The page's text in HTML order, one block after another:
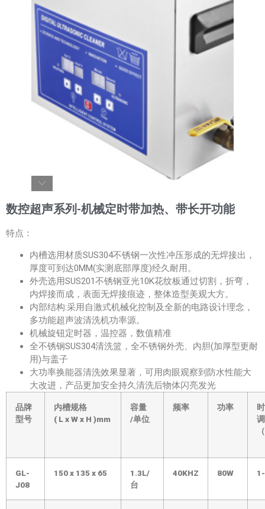
数控超声系列-机械定时带加热、带长开功能
特点：
内槽选用材质SUS304不锈钢一次性冲压形成的无焊接出，
厚度可到达0MM(实测底部厚度)经久耐用。
外壳选用SUS201不锈钢亚光10K花纹板通过切割，折弯，
内焊接而成，表面无焊接痕迹，整体造型美观大方。
内部结构:采用自激式机械化控制及全新的电路设计理念，
多功能超声波清洗机功率源。
机械旋钮定时器，温控器，数值精准
全不锈钢SUS304清洗篮，全不锈钢外壳、内胆(加厚型更耐
用)与盖子
大功率换能器清洗效果显著，可用肉眼观察到防水性能大
大改进，产品更加安全持久清洗后物体闪亮发光
品牌
型号
内槽规格
( LxWx H )mm
容量
/单位
频率 功率
调
GL-
J08
150x 135 x 65
1.3L/
台
40KHZ 80W